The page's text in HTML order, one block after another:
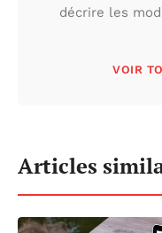
décrire les
VOIR
Articles